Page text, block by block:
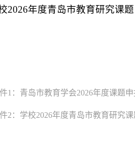
2026年度青岛市教育研究课
1：青岛市教育学会2026年度课题申
2：学校2026年度青岛市教育研究